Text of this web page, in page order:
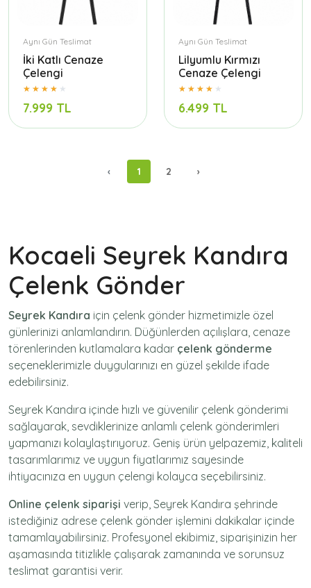
Aynı Gün Teslimat
İki Katlı Cenaze
Çelengi
7.999 TL
Aynı Gün Teslimat
Lilyumlu Kırmızı
Cenaze Çelengi
6.499 TL
‹ 1 2 ›
Kocaeli Seyrek Kandıra
Çelenk Gönder
Seyrek Kandıra için çelenk gönder hizmetimizle özel
günlerinizi anlamlandırın. Düğünlerden açılışlara, cenaze
törenlerinden kutlamalara kadar çelenk gönderme
seçeneklerimizle duygularınızı en güzel şekilde ifade
edebilirsiniz.
Seyrek Kandıra içinde hızlı ve güvenilir çelenk gönderimi
sağlayarak, sevdiklerinize anlamlı çelenk gönderimleri
yapmanızı kolaylaştırıyoruz. Geniş ürün yelpazemiz, kaliteli
tasarımlarımız ve uygun fiyatlarımız sayesinde
ihtiyacınıza en uygun çelengi kolayca seçebilirsiniz.
Online çelenk siparişi verip, Seyrek Kandıra şehrinde
istediğiniz adrese çelenk gönder işlemini dakikalar içinde
tamamlayabilirsiniz. Profesyonel ekibimiz, siparişinizin her
aşamasında titizlikle çalışarak zamanında ve sorunsuz
teslimat garantisi verir.